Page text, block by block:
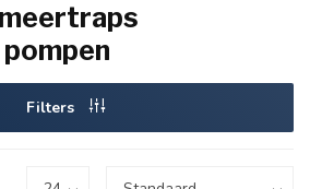
Filters